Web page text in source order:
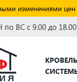
изменениями
по ВС с 9.00 до